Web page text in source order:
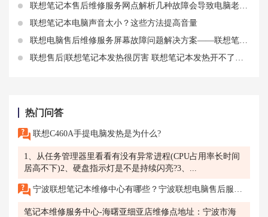
联想笔记本售后维修服务网点解析几种故障会导致电脑老是死机
联想笔记本电脑声音太小？这些方法提高音量
联想电脑售后维修服务屏幕故障问题解决方案——联想笔记本外屏摔坏了怎么办
联想售后|联想笔记本发热很厉害 联想笔记本发热开不了机怎么办
热门问答
联想C460A手提电脑发热是为什么?
1、从任务管理器里看看有没有异常进程(CPU占用率长时间
居高不下)2、硬盘指示灯是不是持续闪亮?3、...
宁波联想笔记本维修中心有哪些？宁波联想电脑售后服务网点地址查询
笔记本维修服务中心-海曙亚细亚店维修点地址：宁波市海